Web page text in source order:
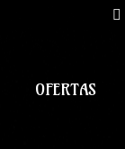
OFERTAS